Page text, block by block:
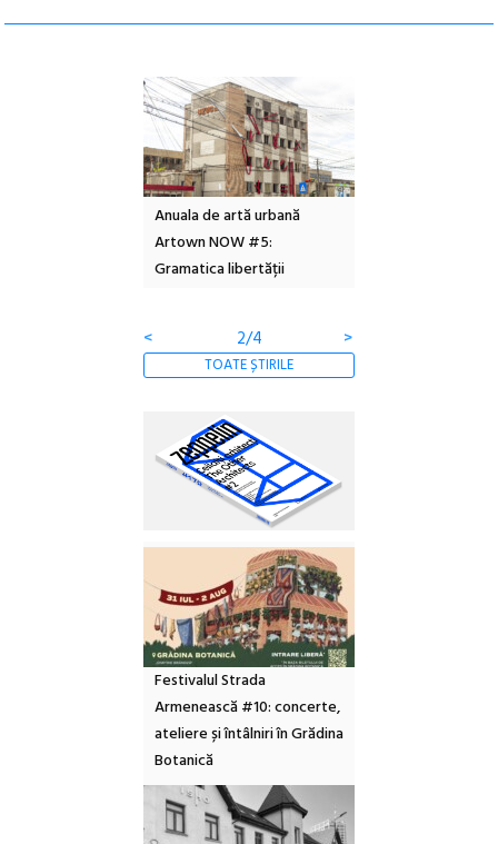
Anuala de artă urbană
Artown NOW #5:
Gramatica libertății
< 2/4 >
TOATE ȘTIRILE
Festivalul Strada
Armenească #10: concerte,
ateliere și întâlniri în Grădina
Botanică